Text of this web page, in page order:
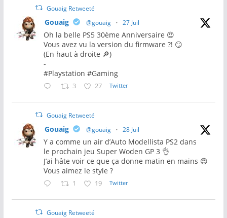
Gouaig Retweeté
Gouaig @gouaig · 27 Juil
Oh la belle PS5 30ème Anniversaire 😍
Vous avez vu la version du firmware ?! 😏
(En haut à droite 🔎)
-
#Playstation #Gaming
3 27 Twitter
Gouaig Retweeté
Gouaig @gouaig · 28 Juil
Y a comme un air d’Auto Modellista PS2 dans
le prochain jeu Super Woden GP 3 👌
J’ai hâte voir ce que ça donne matin en mains 😍
Vous aimez le style ?
1 19 Twitter
Gouaig Retweeté